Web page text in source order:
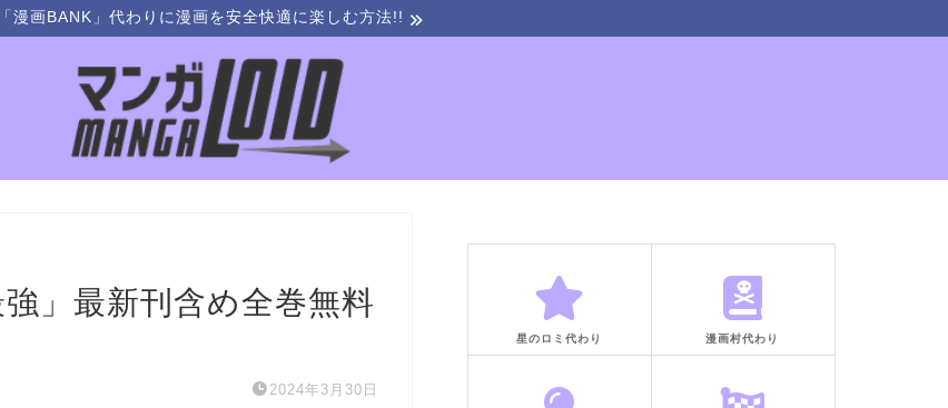
「漫画BANK」代わりに漫画を安全快適に楽しむ方法!!
」最新刊含め全巻無料
2024年3月30日
星のロミ代わり 漫画村代わり